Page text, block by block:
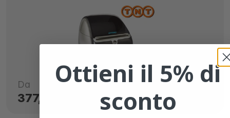
Da
377,
Ottieni il 5% di
sconto